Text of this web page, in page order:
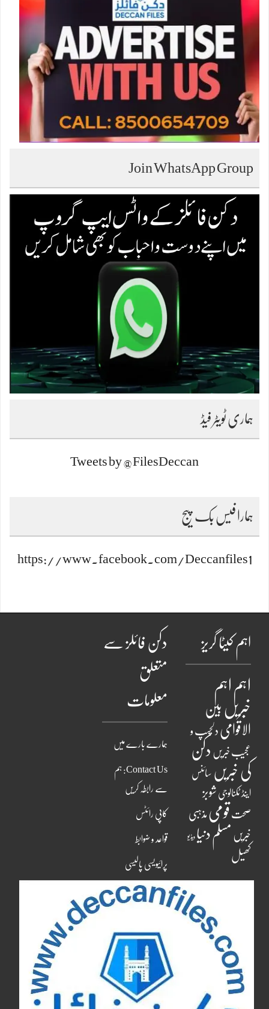
Join WhatsApp Group
ہماری ٹویٹر فیڈ
Tweets by @FilesDeccan
ہمارا فیس بک پیج
https://www.facebook.com/Deccanfiles1
اہم کیٹا گریز
اہم اہم
خبریں بین
الاقوامی دلچسپ و
عجیب خبریں دکن
کی خبریں سائنس
اینڈ ٹکنالوجی شوبز
صحت قومی مذہبی
خبریں مسلم دنیا ویڈیو
کھیل
دکن فائلز سے
متعلق
معلومات
ہمارے بارے میں
Contact Us: ہم
سے رابطہ کریں
کاپی رائٹس
قواعد و ضوابط
پرائیویسی پالیسی